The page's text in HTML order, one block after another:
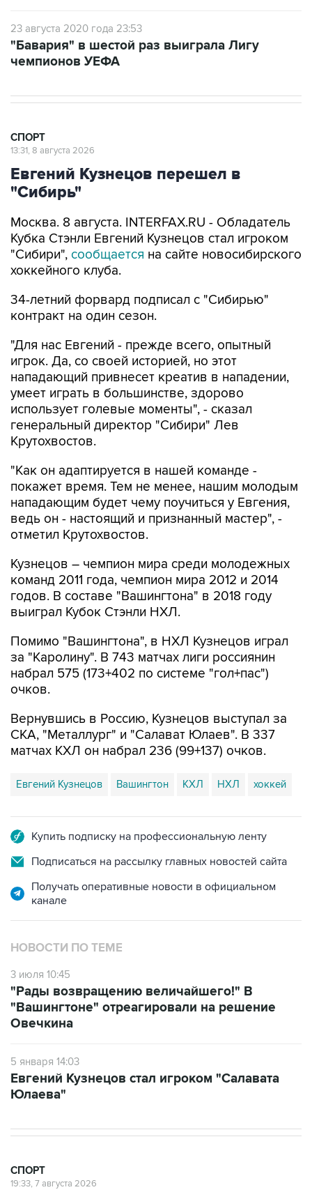
23 августа 2020 года 23:53
"Бавария" в шестой раз выиграла Лигу
чемпионов УЕФА
СПОРТ
13:31, 8 августа 2026
Евгений Кузнецов перешел в
"Сибирь"
Москва. 8 августа. INTERFAX.RU - Обладатель
Кубка Стэнли Евгений Кузнецов стал игроком
"Сибири", сообщается на сайте новосибирского
хоккейного клуба.
34-летний форвард подписал с "Сибирью"
контракт на один сезон.
"Для нас Евгений - прежде всего, опытный
игрок. Да, со своей историей, но этот
нападающий привнесет креатив в нападении,
умеет играть в большинстве, здорово
использует голевые моменты", - сказал
генеральный директор "Сибири" Лев
Крутохвостов.
"Как он адаптируется в нашей команде -
покажет время. Тем не менее, нашим молодым
нападающим будет чему поучиться у Евгения,
ведь он - настоящий и признанный мастер", -
отметил Крутохвостов.
Кузнецов – чемпион мира среди молодежных
команд 2011 года, чемпион мира 2012 и 2014
годов. В составе "Вашингтона" в 2018 году
выиграл Кубок Стэнли НХЛ.
Помимо "Вашингтона", в НХЛ Кузнецов играл
за "Каролину". В 743 матчах лиги россиянин
набрал 575 (173+402 по системе "гол+пас")
очков.
Вернувшись в Россию, Кузнецов выступал за
СКА, "Металлург" и "Салават Юлаев". В 337
матчах КХЛ он набрал 236 (99+137) очков.
Евгений Кузнецов Вашингтон КХЛ НХЛ хоккей
Купить подписку на профессиональную ленту
Подписаться на рассылку главных новостей сайта
Получать оперативные новости в официальном
канале
НОВОСТИ ПО ТЕМЕ
3 июля 10:45
"Рады возвращению величайшего!" В
"Вашингтоне" отреагировали на решение
Овечкина
5 января 14:03
Евгений Кузнецов стал игроком "Салавата
Юлаева"
СПОРТ
19:33, 7 августа 2026